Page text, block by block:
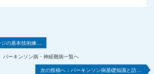
ジの基本技術練…
パーキンソン病・神経難病一覧へ
パーキンソン病基礎知識と訪…